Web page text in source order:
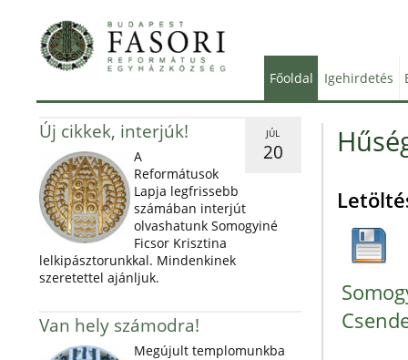
Főoldal Igehirdetés
JÚL
20
Új cikkek, interjúk!
A
Reformátusok
Lapja legfrissebb
számában interjút
olvashatunk Somogyiné
Ficsor Krisztina
lelkipásztorunkkal. Mindenkinek
szeretettel ajánljuk.
Van hely számodra!
Megújult templomunkba